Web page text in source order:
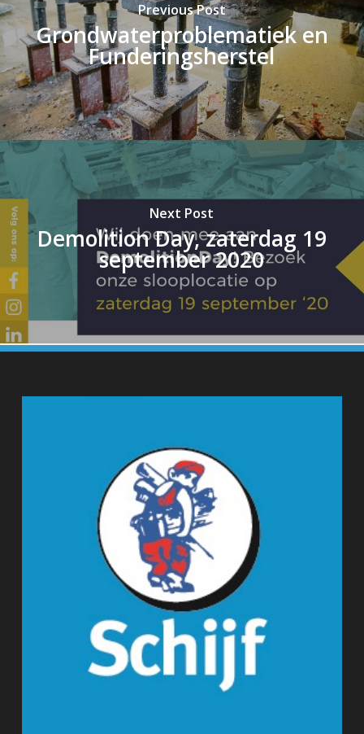
Previous Post
Grondwaterproblematiek en
Funderingsherstel
Next Post
Demolition Day, zaterdag 19
september 2020